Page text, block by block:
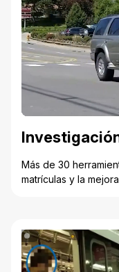
Más de 30
matrículas y la